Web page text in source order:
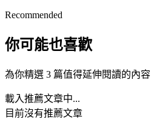
Recommended
你可能也喜歡
為你精選 3 篇值得延伸閱讀的內容
載入推薦文章中...
目前沒有推薦文章